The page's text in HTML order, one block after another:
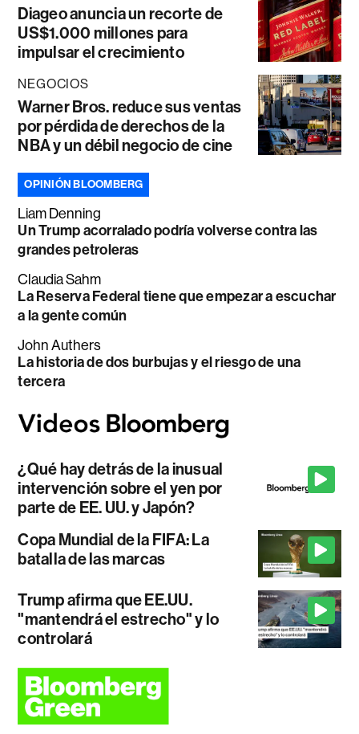
Diageo anuncia un recorte de
US$1.000 millones para
impulsar el crecimiento
NEGOCIOS
Warner Bros. reduce sus ventas
por pérdida de derechos de la
NBA y un débil negocio de cine
OPINIÓN BLOOMBERG
Liam Denning
Un Trump acorralado podría volverse contra las
grandes petroleras
Claudia Sahm
La Reserva Federal tiene que empezar a escuchar
a la gente común
John Authers
La historia de dos burbujas y el riesgo de una
tercera
¿Qué hay detrás de la inusual
intervención sobre el yen por
parte de EE. UU. y Japón?
Copa Mundial de la FIFA: La
batalla de las marcas
Trump afirma que EE.UU.
"mantendrá el estrecho" y lo
controlará